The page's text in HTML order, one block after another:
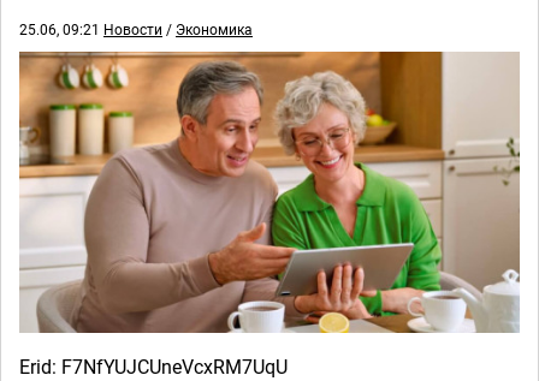
25.06, 09:21 Новости / Экономика
Erid: F7NfYUJCUneVcxRM7UqU